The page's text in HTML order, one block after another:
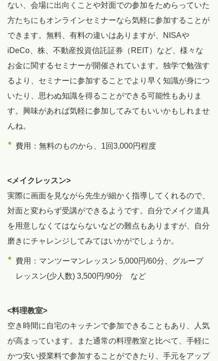
ない、会場に出向くことや対面での参加をためらっていた
方たちにもオンラインセミナーなら気軽に参加することが
できます。無料、有料の違いはありますが、NISAや
iDeCo、株、不動産投資信託証券（REIT）など、様々な
お金に関するセミナーが開催されています。独学で勉強す
るより、セミナーに参加することでより早く知識が身につ
いたり、思わぬ知識を得ることができる可能性もありま
す。興味があれば気軽に参加してみてもいいかもしれませ
んね。
費用：無料のものから、1回3,000円程度
<メイクレッスン>
実際に画面を見ながら先生が細かく指導してくれるので、
対面と変わらず受講ができるようです。自分でメイク道具
を用意しなくてはならないなどの難点もありますが、自分
磨きにチャレンジしてみてはいかがでしょうか。
費用：マンツーマンレッスン 5,000円/60分、グループ
レッスン(少人数) 3,500円/90分 など
<料理教室>
空き時間に自宅のキッチンで参加できることもあり、人気
が高まっています。また通常の料理教室と比べて、手軽に
かつ安い授業料で参加することができたり、手元をアップ